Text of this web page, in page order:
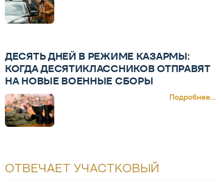
ДЕСЯТЬ ДНЕЙ В РЕЖИМЕ КАЗАРМЫ:
КОГДА ДЕСЯТИКЛАССНИКОВ ОТПРАВЯТ
НА НОВЫЕ ВОЕННЫЕ СБОРЫ
Подробнее...
ОТВЕЧАЕТ УЧАСТКОВЫЙ